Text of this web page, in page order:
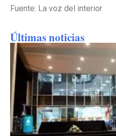
Fuente: La voz del interior
Últimas noticias